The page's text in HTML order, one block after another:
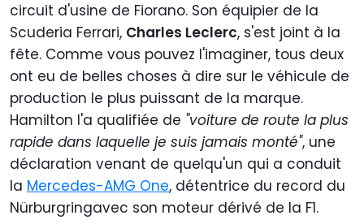
circuit d'usine de Fiorano. Son équipier de la
Scuderia Ferrari, Charles Leclerc, s'est joint à la
fête. Comme vous pouvez l'imaginer, tous deux
ont eu de belles choses à dire sur le véhicule de
production le plus puissant de la marque.
Hamilton l'a qualifiée de "voiture de route la plus
rapide dans laquelle je suis jamais monté", une
déclaration venant de quelqu'un qui a conduit
la Mercedes-AMG One, détentrice du record du
Nürburgringavec son moteur dérivé de la F1.